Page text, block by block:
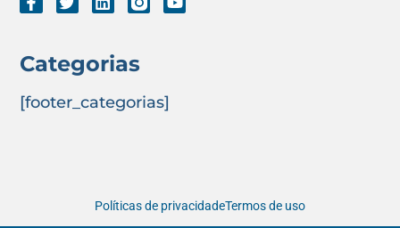
Categorias
[footer_categorias]
Políticas de privacidadeTermos de uso